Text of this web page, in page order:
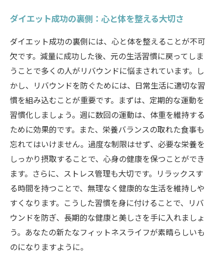
ダイエット成功の裏側：心と体を整える大切さ
ダイエット成功の裏側には、心と体を整えることが不可
欠です。減量に成功した後、元の生活習慣に戻ってしま
うことで多くの人がリバウンドに悩まされています。し
かし、リバウンドを防ぐためには、日常生活に適切な習
慣を組み込むことが重要です。まずは、定期的な運動を
習慣化しましょう。週に数回の運動は、体重を維持する
ために効果的です。また、栄養バランスの取れた食事も
忘れてはいけません。過度な制限はせず、必要な栄養を
しっかり摂取することで、心身の健康を保つことができ
ます。さらに、ストレス管理も大切です。リラックスす
る時間を持つことで、無理なく健康的な生活を維持しや
すくなります。こうした習慣を身に付けることで、リバ
ウンドを防ぎ、長期的な健康と美しさを手に入れましょ
う。あなたの新たなフィットネスライフが素晴らしいも
のになりますように。